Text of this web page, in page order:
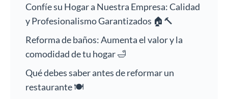
Confíe su Hogar a Nuestra Empresa: Calidad
y Profesionalismo Garantizados 🏠🔨
Reforma de baños: Aumenta el valor y la
comodidad de tu hogar 🛁
Qué debes saber antes de reformar un
restaurante 🍽️